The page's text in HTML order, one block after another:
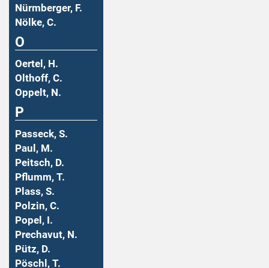
Nürmberger, F.
Nölke, C.
O
Oertel, H.
Olthoff, C.
Oppelt, N.
P
Passeck, S.
Paul, M.
Peitsch, D.
Pflumm, T.
Plass, S.
Polzin, C.
Popel, I.
Prechavut, N.
Pütz, D.
Pöschl, T.